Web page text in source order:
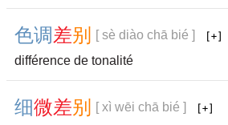
色调差别
[ sè diào chā bié ]
différence de tonalité
细微差别
[ xì wēi chā bié ]